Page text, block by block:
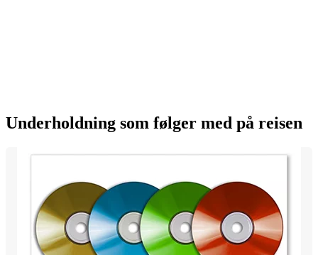
Underholdning som følger med på reisen